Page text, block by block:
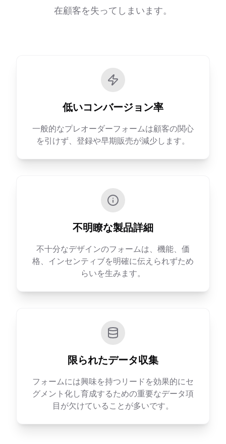
在顧客を失ってしまいます。
低いコンバージョン率
一般的なプレオーダーフォームは顧客の関心
を引けず、登録や早期販売が減少します。
不明瞭な製品詳細
不十分なデザインのフォームは、機能、価
格、インセンティブを明確に伝えられずため
らいを生みます。
限られたデータ収集
フォームには興味を持つリードを効果的にセ
グメント化し育成するための重要なデータ項
目が欠けていることが多いです。